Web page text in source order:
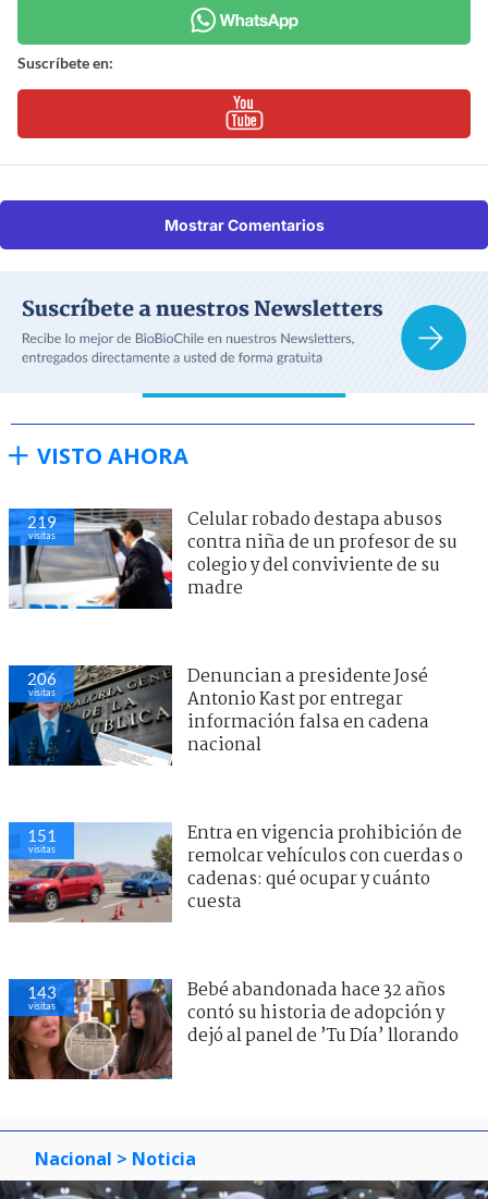
Suscríbete en:
Mostrar Comentarios
VISTO AHORA
219
visitas
Celular robado destapa abusos
contra niña de un profesor de su
colegio y del conviviente de su
madre
206
visitas
Denuncian a presidente José
Antonio Kast por entregar
información falsa en cadena
nacional
151
visitas
Entra en vigencia prohibición de
remolcar vehículos con cuerdas o
cadenas: qué ocupar y cuánto
cuesta
143
visitas
Bebé abandonada hace 32 años
contó su historia de adopción y
dejó al panel de ’Tu Día’ llorando
Nacional > Noticia